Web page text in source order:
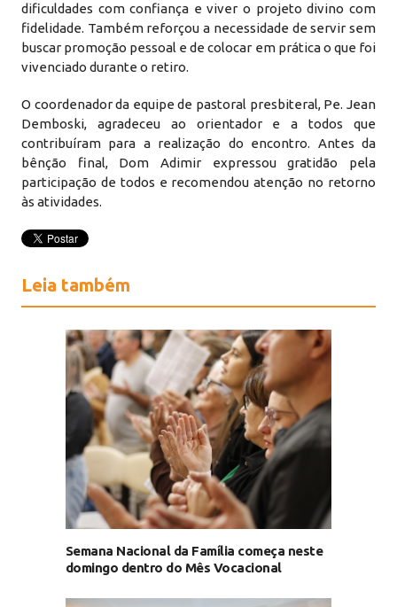
dificuldades com confiança e viver o projeto divino com
fidelidade. Também reforçou a necessidade de servir sem
buscar promoção pessoal e de colocar em prática o que foi
vivenciado durante o retiro.
O coordenador da equipe de pastoral presbiteral, Pe. Jean
Demboski, agradeceu ao orientador e a todos que
contribuíram para a realização do encontro. Antes da
bênção final, Dom Adimir expressou gratidão pela
participação de todos e recomendou atenção no retorno
às atividades.
Leia também
Semana Nacional da Família começa neste
domingo dentro do Mês Vocacional